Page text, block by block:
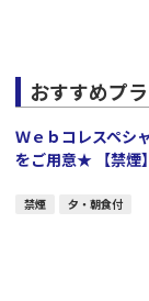
おすすめプ
Ｗｅｂコレスペシ
をご用意★ 【禁煙
禁煙 夕・朝食付